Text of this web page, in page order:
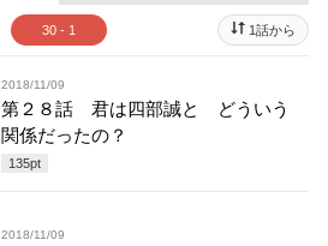
30 - 1 1話から
2018/11/09
第２８話 君は四部誠と どういう
関係だったの？
135pt
2018/11/09